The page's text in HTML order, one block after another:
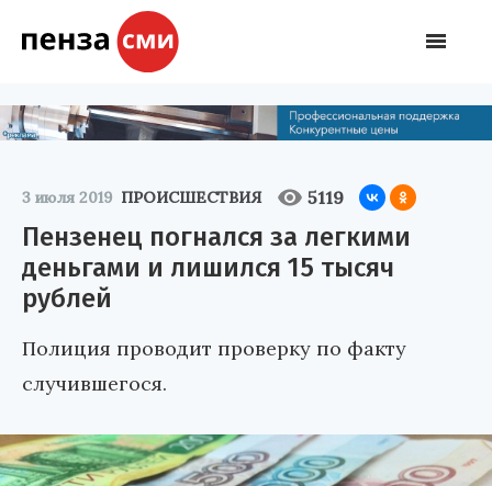
3 июля 2019 ПРОИСШЕСТВИЯ 5119
Пензенец погнался за легкими
деньгами и лишился 15 тысяч
рублей
Полиция проводит проверку по факту
случившегося.